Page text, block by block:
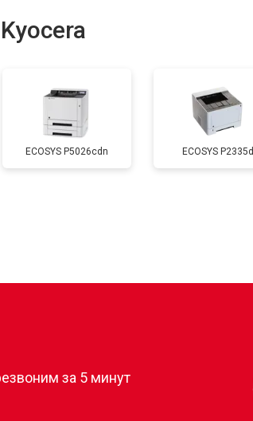
от 60 мин
от 80 мин
ECOSYS P5026cdn ECOSYS P2335d
за 5 минут